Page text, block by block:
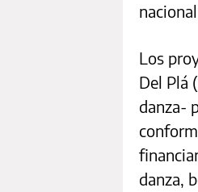
Los
Del Plá
danza-
danza,